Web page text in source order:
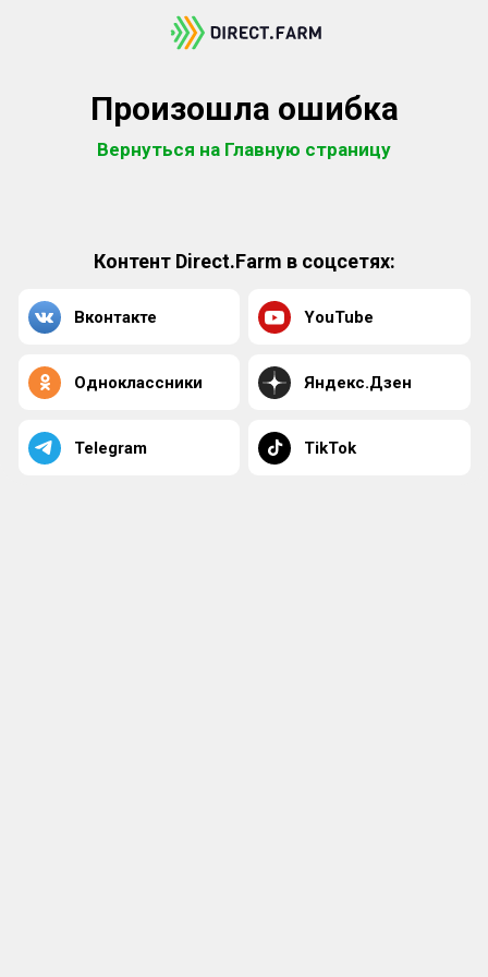
Произошла ошибка
Вернуться на Главную страницу
Контент Direct.Farm в соцсетях:
Вконтакте YouTube
Одноклассники Яндекс.Дзен
Telegram TikTok